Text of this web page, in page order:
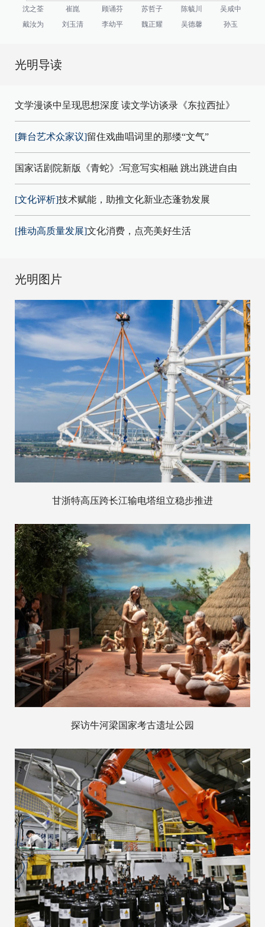
沈之荃 崔崑 顾诵芬 苏哲子 陈毓川
吴咸中
戴汝为
刘玉清 李幼平 魏正耀 吴德馨 孙玉
光明导读
文学漫谈中呈现思想深度 读文学访谈录《东拉西扯》
[舞台艺术众家议]留住戏曲唱词里的那缕“文气”
国家话剧院新版《青蛇》:写意写实相融 跳出跳进自由
[文化评析]技术赋能，助推文化新业态蓬勃发展
[推动高质量发展]文化消费，点亮美好生活
光明图片
甘浙特高压跨长江输电塔组立稳步推进
探访牛河梁国家考古遗址公园